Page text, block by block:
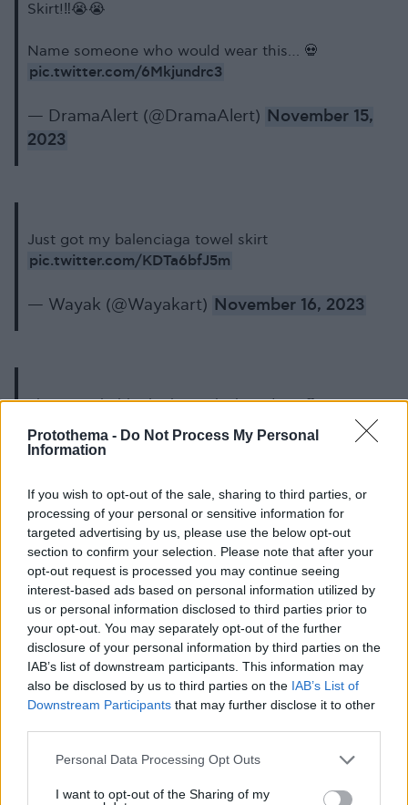
Protothema - Do Not Process My Personal
Information
If you wish to opt-out of the sale, sharing to third parties, or
processing of your personal or sensitive information for
targeted advertising by us, please use the below opt-out
section to confirm your selection. Please note that after your
opt-out request is processed you may continue seeing
interest-based ads based on personal information utilized by
us or personal information disclosed to third parties prior to
your opt-out. You may separately opt-out of the further
disclosure of your personal information by third parties on the
IAB’s list of downstream participants. This information may
also be disclosed by us to third parties on the IAB’s List of
Downstream Participants that may further disclose it to other
Please note that this website/app uses one or more Google
not limited to your visit or usage behaviour. You may click to
Personal Data Processing Opt Outs
I want to opt-out of the Sharing of my
Skirt!‼️😭😭
Name someone who would wear this… 💀
pic.twitter.com/6Mkjundrc3
— DramaAlert (@DramaAlert) November 15,
2023
Just got my balenciaga towel skirt
pic.twitter.com/KDTa6bfJ5m
— Wayak (@Wayakart) November 16, 2023
This is probably the best Black Friday offer I've
seen so far:
Collection for 925 USD;
2nd: Towel from Gorgia (🇬🇪local furniture and
household technics shop) for 10.11 GEL/3.75 USD.
pic.twitter.com/YlOQDBBvJc
— Ana Aptsiauri (@aptsiauri_ana)November
16, 2023
wash it 😇pic.twitter.com/jL1Kjm0sdY